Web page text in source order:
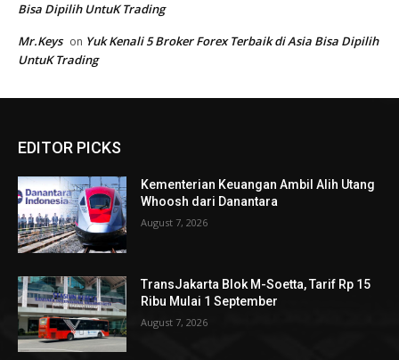
EDITOR PICKS
Kementerian Keuangan Ambil Alih Utang
Whoosh dari Danantara
August 7, 2026
TransJakarta Blok M-Soetta, Tarif Rp 15
Ribu Mulai 1 September
August 7, 2026